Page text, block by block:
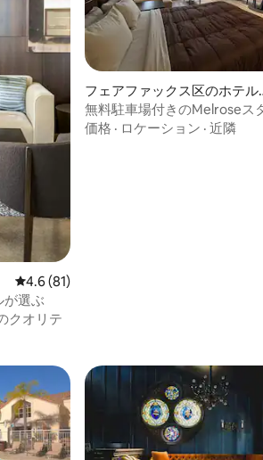
レビュー81件、5つ星中4.6つ星の平均評価
4.6 (81)
が選ぶ
クオリテ
フェアファックス区のホテル
客室
無料駐車場付きのMelroseス
トメント
価格 · ロケーション · 近隣